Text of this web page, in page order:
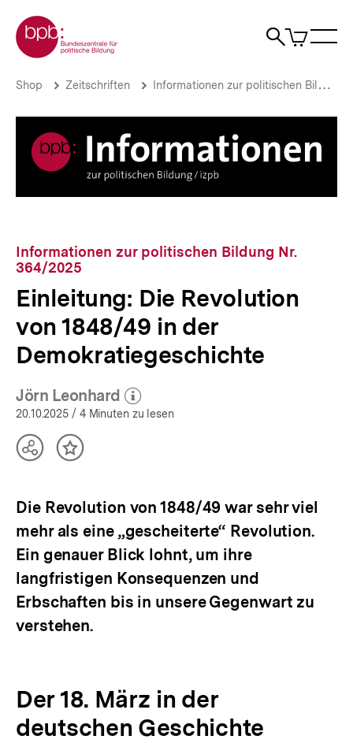
zum
Seiteninhalt
springen
Zur Startseite der bpb
Suche
Artikel
im
Einleitung:
Revolution
1848/49
Brotkrümelnavigation
Pfadnavigation
Shop Zeitschriften Informationen zur politischen Bildung
Informationen zur politischen Bildung Nr.
364/2025
Einleitung: Die Revolution
von 1848/49 in der
Demokratiegeschichte
Jörn Leonhard
(Mehr zum Autor)
öffnen
20.10.2025 / 4 Minuten zu lesen
TeilenInhalt
Die Revolution von 1848/49 war sehr viel
mehr als eine „gescheiterte“ Revolution.
Ein genauer Blick lohnt, um ihre
langfristigen Konsequenzen und
Erbschaften bis in unsere Gegenwart zu
verstehen.
Der 18. März in der
deutschen Geschichte